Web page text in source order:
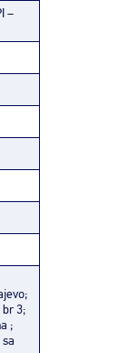
–
br 3;
;